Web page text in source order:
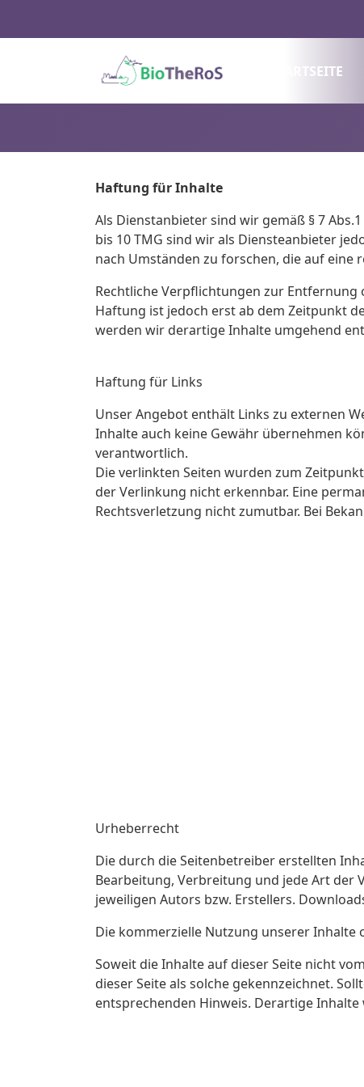
STARTSEITE
Haftung für Inhalte
Als Dienstanbieter sind wir gemäß § 7
bis 10 TMG sind wir als Diensteanbieter
nach Umständen zu forschen, die auf eine
Rechtliche Verpflichtungen zur
Haftung ist jedoch erst ab dem Zeitpunkt
werden wir derartige Inhalte umgehend
Haftung für Links
Unser Angebot enthält Links zu externen
Inhalte auch keine Gewähr übernehmen
verantwortlich.
Die verlinkten Seiten wurden zum
der Verlinkung nicht erkennbar. Eine
Rechtsverletzung nicht zumutbar. Bei
Urheberrecht
Die durch die Seitenbetreiber erstellten
Bearbeitung, Verbreitung und jede Art
jeweiligen Autors bzw. Erstellers.
Die kommerzielle Nutzung unserer
Soweit die Inhalte auf dieser Seite nicht
dieser Seite als solche gekennzeichnet.
entsprechenden Hinweis. Derartige